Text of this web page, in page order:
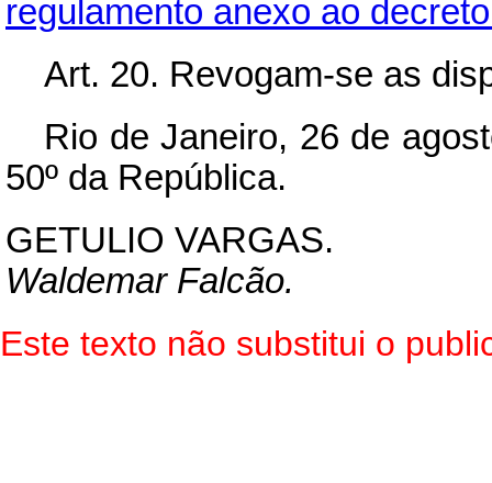
regulamento anexo ao
Art. 20. Revogam-se as
Rio de Janeiro, 26 de
50º da República.
GETULIO VARGAS.
Waldemar Falcão.
Este texto não substitui o